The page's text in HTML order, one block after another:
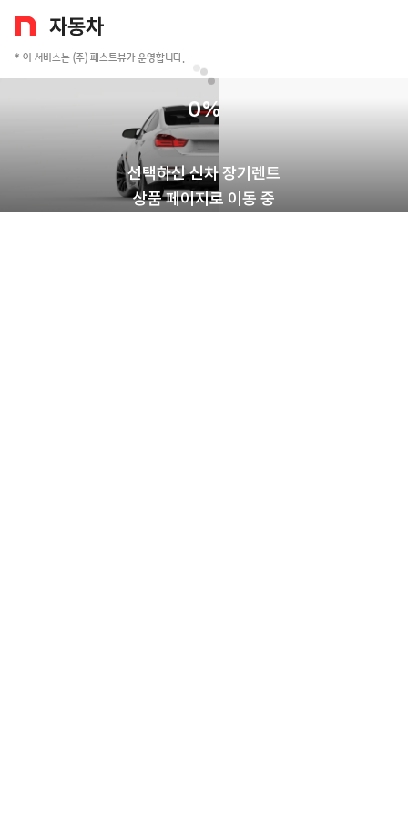
* 이 서비스는 (주) 패스트뷰가 운영합니다.
0%
선택하신 신차 장기렌트
상품 페이지로 이동 중